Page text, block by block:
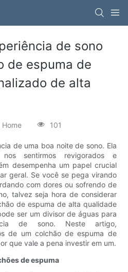
de sono
de espuma de
de alta
Home 101
de uma boa noite de sono. Ela
sentirmos revigorados e
desempenha um papel crucial
geral. Se você se pega virando
com dores ou sofrendo de
talvez seja hora de considerar
de espuma de alta qualidade
ser um divisor de águas para
de sono. Neste artigo,
de um colchão de espuma de
que vale a pena investir em um.
de espuma